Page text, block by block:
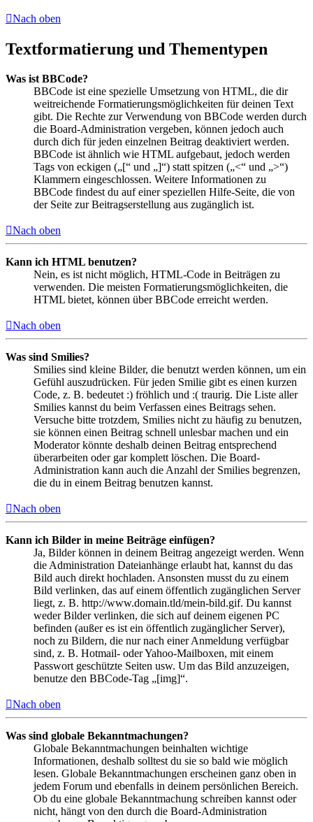
Nach oben
Textformatierung und Thementypen
Was ist BBCode?
BBCode ist eine spezielle Umsetzung von HTML, die dir
weitreichende Formatierungsmöglichkeiten für deinen Text
gibt. Die Rechte zur Verwendung von BBCode werden durch
die Board-Administration vergeben, können jedoch auch
durch dich für jeden einzelnen Beitrag deaktiviert werden.
BBCode ist ähnlich wie HTML aufgebaut, jedoch werden
Tags von eckigen („[“ und „]“) statt spitzen („<“ und „>“)
Klammern eingeschlossen. Weitere Informationen zu
BBCode findest du auf einer speziellen Hilfe-Seite, die von
der Seite zur Beitragserstellung aus zugänglich ist.
Nach oben
Kann ich HTML benutzen?
Nein, es ist nicht möglich, HTML-Code in Beiträgen zu
verwenden. Die meisten Formatierungsmöglichkeiten, die
HTML bietet, können über BBCode erreicht werden.
Nach oben
Was sind Smilies?
Smilies sind kleine Bilder, die benutzt werden können, um ein
Gefühl auszudrücken. Für jeden Smilie gibt es einen kurzen
Code, z. B. bedeutet :) fröhlich und :( traurig. Die Liste aller
Smilies kannst du beim Verfassen eines Beitrags sehen.
Versuche bitte trotzdem, Smilies nicht zu häufig zu benutzen,
sie können einen Beitrag schnell unlesbar machen und ein
Moderator könnte deshalb deinen Beitrag entsprechend
überarbeiten oder gar komplett löschen. Die Board-
Administration kann auch die Anzahl der Smilies begrenzen,
die du in einem Beitrag benutzen kannst.
Nach oben
Kann ich Bilder in meine Beiträge einfügen?
Ja, Bilder können in deinem Beitrag angezeigt werden. Wenn
die Administration Dateianhänge erlaubt hat, kannst du das
Bild auch direkt hochladen. Ansonsten musst du zu einem
Bild verlinken, das auf einem öffentlich zugänglichen Server
liegt, z. B. http://www.domain.tld/mein-bild.gif. Du kannst
weder Bilder verlinken, die sich auf deinem eigenen PC
befinden (außer es ist ein öffentlich zugänglicher Server),
noch zu Bildern, die nur nach einer Anmeldung verfügbar
sind, z. B. Hotmail- oder Yahoo-Mailboxen, mit einem
Passwort geschützte Seiten usw. Um das Bild anzuzeigen,
benutze den BBCode-Tag „[img]“.
Nach oben
Was sind globale Bekanntmachungen?
Globale Bekanntmachungen beinhalten wichtige
Informationen, deshalb solltest du sie so bald wie möglich
lesen. Globale Bekanntmachungen erscheinen ganz oben in
jedem Forum und ebenfalls in deinem persönlichen Bereich.
Ob du eine globale Bekanntmachung schreiben kannst oder
nicht, hängt von den durch die Board-Administration